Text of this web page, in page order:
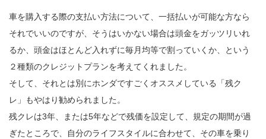
車を購入する際の支払い方法について、一括払いが可能な方なら
それでいいのですが、そうはいかない場合は頭金をガッツリいれ
るか、頭金はほとんど入れずに毎月均等で割っていくか、という
２種類のクレジットプランを考えてくれました。
そして、それとは別にホンダですごくオススメしている「残ク
レ」もやはり勧められました。
残クレは3年、または5年などで残価を設定して、規定の期間が過
ぎたところで、自分のライフスタイルに合わせて、その車を乗り